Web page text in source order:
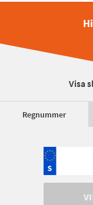
Visa
Regnummer